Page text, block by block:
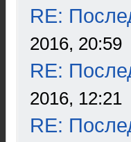
RE:
2016, 20:59
RE:
2016, 12:21
RE: